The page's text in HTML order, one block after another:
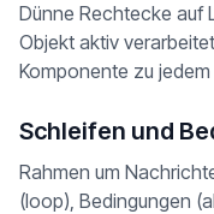
Dünne Rechtecke auf
Objekt aktiv
Komponente zu
Schleifen und
Rahmen um
(loop), Bedingungen